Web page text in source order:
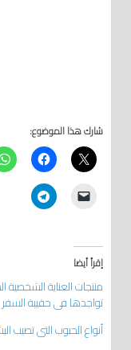
شارك هذا الموضوع:
إقرأ أيضا
منتجات العناية الشخصية
تواجدها في حقيبة السفر
أنواع الحبوب التي تصيب